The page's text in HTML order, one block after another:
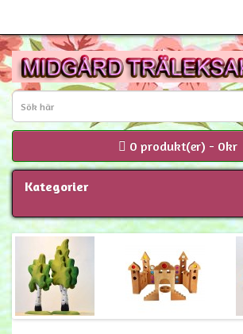
0 produkt(er) - 0kr
Kategorier